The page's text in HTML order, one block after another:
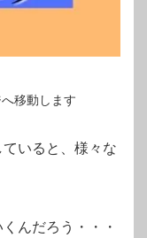
移動します
いると、様々な
んだろう・・・